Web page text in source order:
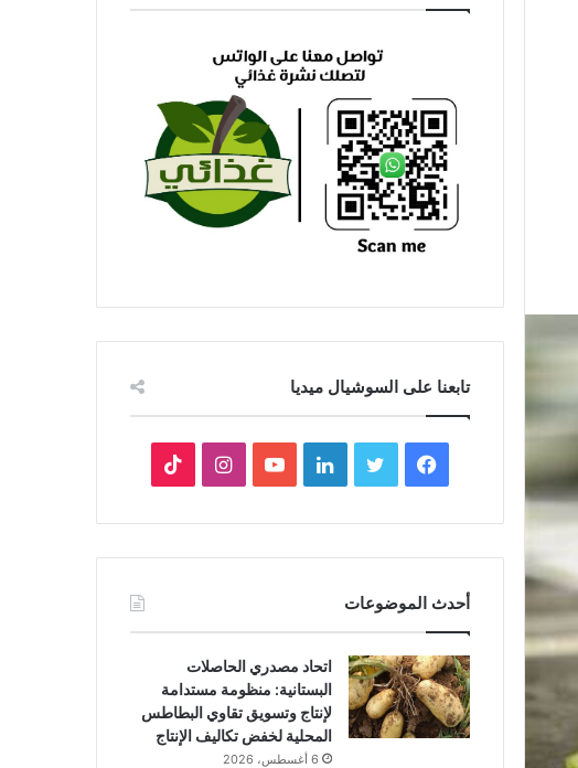
تابعنا على السوشيال ميديا
فيسبوكتويتر لينكدإنيوتيوبانستقرام
أحدث الموضوعات
اتحاد مصدري الحاصلات
البستانية: منظومة مستدامة
لإنتاج وتسويق تقاوي البطاطس
المحلية لخفض تكاليف الإنتاج
6 أغسطس، 2026